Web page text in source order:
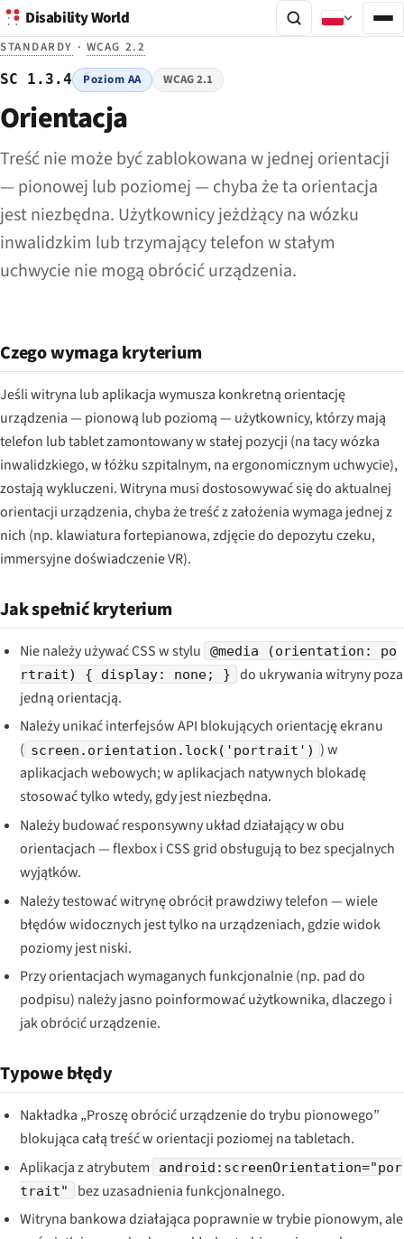
Disability World
STANDARDY · WCAG 2.2
SC 1.3.4 Poziom AA WCAG 2.1
Orientacja
Treść nie może być zablokowana w jednej orientacji
— pionowej lub poziomej — chyba że ta orientacja
jest niezbędna. Użytkownicy jeżdżący na wózku
inwalidzkim lub trzymający telefon w stałym
uchwycie nie mogą obrócić urządzenia.
Czego wymaga kryterium
Jeśli witryna lub aplikacja wymusza konkretną orientację
urządzenia — pionową lub poziomą — użytkownicy, którzy mają
telefon lub tablet zamontowany w stałej pozycji (na tacy wózka
inwalidzkiego, w łóżku szpitalnym, na ergonomicznym uchwycie),
zostają wykluczeni. Witryna musi dostosowywać się do aktualnej
orientacji urządzenia, chyba że treść z założenia wymaga jednej z
nich (np. klawiatura fortepianowa, zdjęcie do depozytu czeku,
immersyjne doświadczenie VR).
Jak spełnić kryterium
Nie należy używać CSS w stylu
@media (orientation: po
rtrait) { display: none; }
do ukrywania witryny poza
jedną orientacją.
Należy unikać interfejsów API blokujących orientację ekranu
( screen.orientation.lock('portrait') ) w
aplikacjach webowych; w aplikacjach natywnych blokadę
stosować tylko wtedy, gdy jest niezbędna.
Należy budować responsywny układ działający w obu
orientacjach — flexbox i CSS grid obsługują to bez specjalnych
wyjątków.
Należy testować witrynę obrócił prawdziwy telefon — wiele
błędów widocznych jest tylko na urządzeniach, gdzie widok
poziomy jest niski.
Przy orientacjach wymaganych funkcjonalnie (np. pad do
podpisu) należy jasno poinformować użytkownika, dlaczego i
jak obrócić urządzenie.
Typowe błędy
Nakładka „Proszę obrócić urządzenie do trybu pionowego”
blokująca całą treść w orientacji poziomej na tabletach.
Aplikacja z atrybutem
android:screenOrientation="por
trait"
bez uzasadnienia funkcjonalnego.
Witryna bankowa działająca poprawnie w trybie pionowym, ale